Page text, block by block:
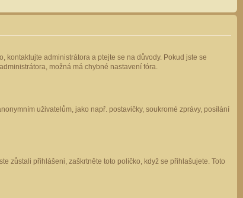
kontaktujte administrátora a ptejte se na důvody. Pokud jste se
možná má chybné nastavení fóra.
uživatelům, jako např. postavičky, soukromé zprávy, posílání
zůstali přihlášeni, zaškrtněte toto políčko, když se přihlašujete. Toto